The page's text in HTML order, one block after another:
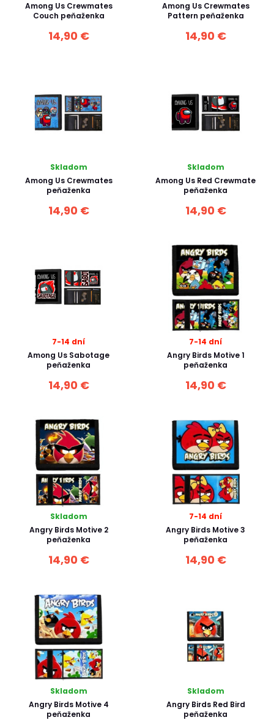
Among Us Crewmates
Couch peňaženka
14,90 €
Among Us Crewmates
Pattern peňaženka
14,90 €
Skladom
Among Us Crewmates
peňaženka
14,90 €
Skladom
Among Us Red Crewmate
peňaženka
14,90 €
7-14 dní
Among Us Sabotage
peňaženka
14,90 €
7-14 dní
Angry Birds Motive 1
peňaženka
14,90 €
Skladom
Angry Birds Motive 2
peňaženka
14,90 €
7-14 dní
Angry Birds Motive 3
peňaženka
14,90 €
Skladom
Angry Birds Motive 4
peňaženka
Skladom
Angry Birds Red Bird
peňaženka